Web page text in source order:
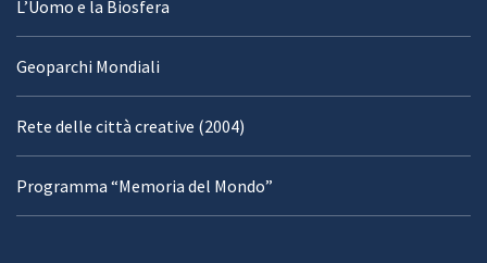
L’Uomo e la Biosfera
Geoparchi Mondiali
Rete delle città creative (2004)
Programma “Memoria del Mondo”